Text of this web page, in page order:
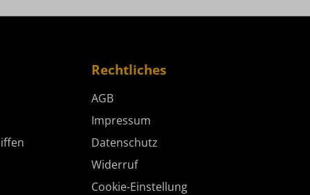
Rechtliches
AGB
Impressum
Datenschutz
Widerruf
Cookie-Einstellung